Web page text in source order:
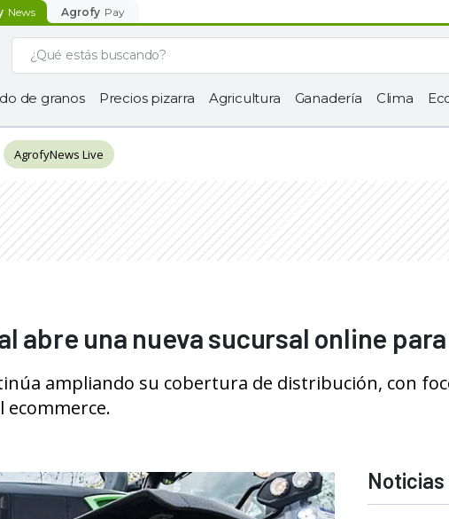
News Agrofy Pay
de granos Precios pizarra Agricultura Ganadería Clima
AgrofyNews Live
abre una nueva sucursal online
ampliando su cobertura de distribución, con
ecommerce.